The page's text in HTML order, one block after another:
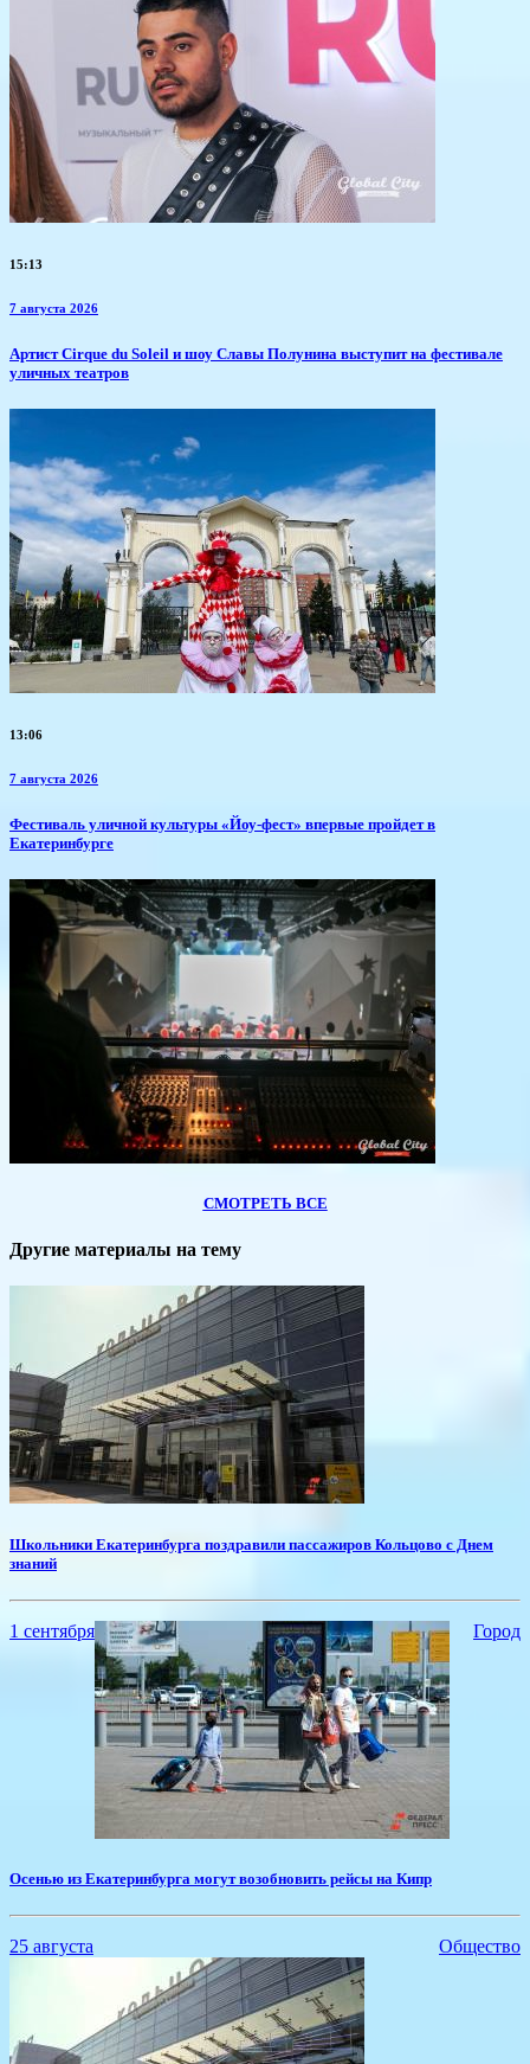
15:13
7 августа 2026
Артист Cirque du Soleil и шоу Славы Полунина выступит на фестивале
уличных театров
13:06
7 августа 2026
​Фестиваль уличной культуры «Йоу-фест» впервые пройдет в
Екатеринбурге
СМОТРЕТЬ ВСЕ
Другие материалы на тему
Школьники Екатеринбурга поздравили пассажиров Кольцово с Днем
знаний
1 сентября Город
Осенью из Екатеринбурга могут возобновить рейсы на Кипр
25 августа Общество